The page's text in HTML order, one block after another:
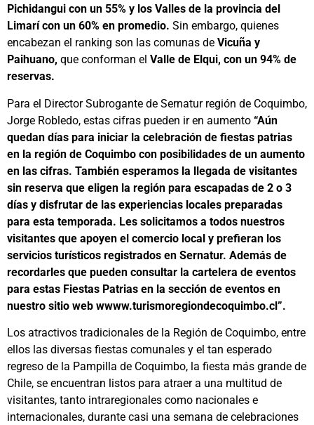
Pichidangui con un 55% y los Valles de la provincia del
Limarí con un 60% en promedio. Sin embargo, quienes
encabezan el ranking son las comunas de Vicuña y
Paihuano, que conforman el Valle de Elqui, con un 94% de
reservas.
Para el Director Subrogante de Sernatur región de Coquimbo,
Jorge Robledo, estas cifras pueden ir en aumento “Aún
quedan días para iniciar la celebración de fiestas patrias
en la región de Coquimbo con posibilidades de un aumento
en las cifras. También esperamos la llegada de visitantes
sin reserva que eligen la región para escapadas de 2 o 3
días y disfrutar de las experiencias locales preparadas
para esta temporada. Les solicitamos a todos nuestros
visitantes que apoyen el comercio local y prefieran los
servicios turísticos registrados en Sernatur. Además de
recordarles que pueden consultar la cartelera de eventos
para estas Fiestas Patrias en la sección de eventos en
nuestro sitio web wwww.turismoregiondecoquimbo.cl”.
Los atractivos tradicionales de la Región de Coquimbo, entre
ellos las diversas fiestas comunales y el tan esperado
regreso de la Pampilla de Coquimbo, la fiesta más grande de
Chile, se encuentran listos para atraer a una multitud de
visitantes, tanto intraregionales como nacionales e
internacionales, durante casi una semana de celebraciones